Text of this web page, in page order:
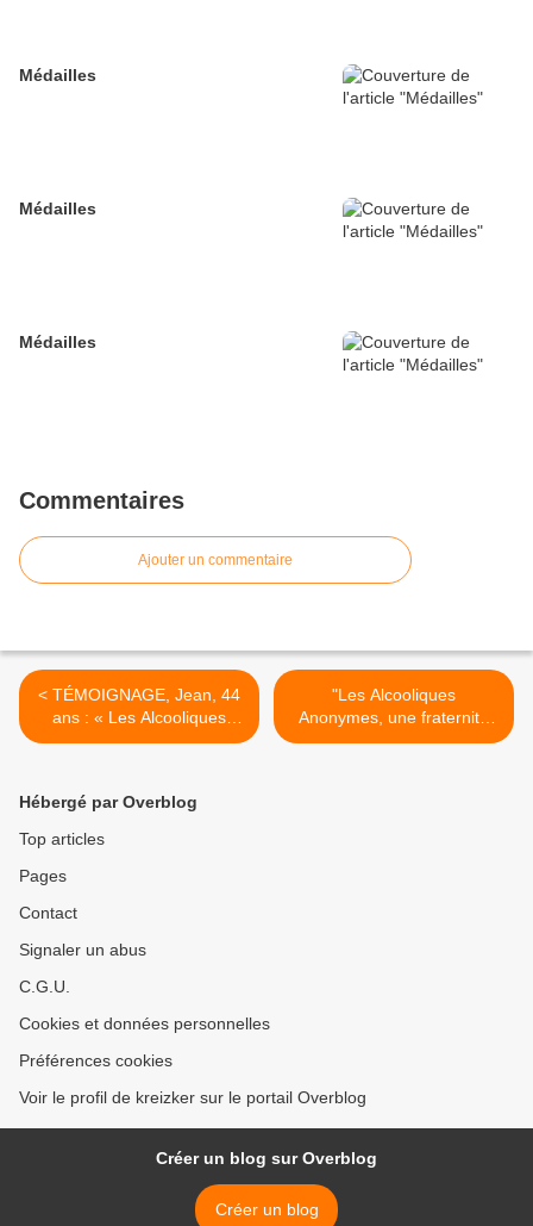
Médailles
Médailles
Médailles
Commentaires
Ajouter un commentaire
< TÉMOIGNAGE, Jean, 44
ans : « Les Alcooliques
Anonymes m’ont sauvé la
"Les Alcooliques
Anonymes, une fraternité
pour poser le verre" >
Hébergé par Overblog
Top articles
Pages
Contact
Signaler un abus
C.G.U.
Cookies et données personnelles
Préférences cookies
Voir le profil de kreizker sur le portail Overblog
Créer un blog sur Overblog
Créer un blog